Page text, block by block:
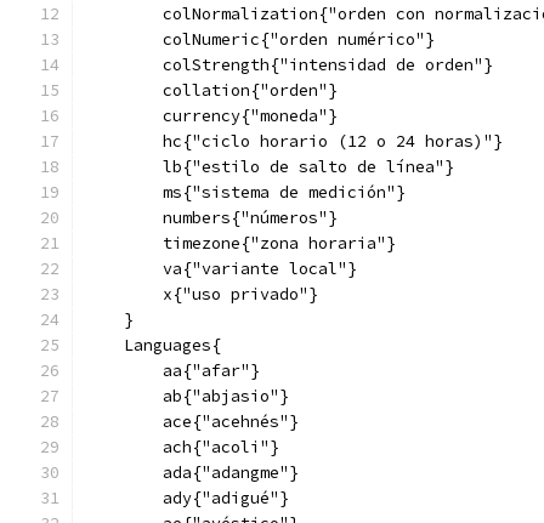
colNormalization{"orden con
        colNumeric{"orden numérico"}
        colStrength{"intensidad de orden"}
        collation{"orden"}
        currency{"moneda"}
        hc{"ciclo horario (12 o 24 horas)"}
        lb{"estilo de salto de línea"}
        ms{"sistema de medición"}
        numbers{"números"}
        timezone{"zona horaria"}
        va{"variante local"}
        x{"uso privado"}
    }
    Languages{
        aa{"afar"}
        ab{"abjasio"}
        ace{"acehnés"}
        ach{"acoli"}
        ada{"adangme"}
        ady{"adigué"}